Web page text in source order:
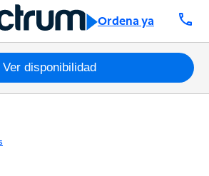
Ordena ya call
Ver disponibilidad